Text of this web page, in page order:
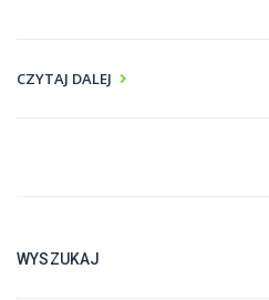
CZYTAJ DALEJ
WYSZUKAJ